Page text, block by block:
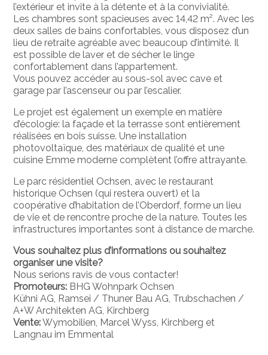
l’extérieur et invite à la détente et à la convivialité.
Les chambres sont spacieuses avec 14,42 m². Avec les
deux salles de bains confortables, vous disposez d’un
lieu de retraite agréable avec beaucoup d’intimité. Il
est possible de laver et de sécher le linge
confortablement dans l’appartement.
Vous pouvez accéder au sous-sol avec cave et
garage par l’ascenseur ou par l’escalier.
Le projet est également un exemple en matière
d’écologie: la façade et la terrasse sont entièrement
réalisées en bois suisse. Une installation
photovoltaïque, des matériaux de qualité et une
cuisine Emme moderne complètent l’offre attrayante.
Le parc résidentiel Ochsen, avec le restaurant
historique Ochsen (qui restera ouvert) et la
coopérative d’habitation de l’Oberdorf, forme un lieu
de vie et de rencontre proche de la nature. Toutes les
infrastructures importantes sont à distance de marche.
Vous souhaitez plus d’informations ou souhaitez
organiser une visite?
Nous serions ravis de vous contacter!
Promoteurs: BHG Wohnpark Ochsen
Kühni AG, Ramsei / Thuner Bau AG, Trubschachen /
A+W Architekten AG, Kirchberg
Vente:Wymobilien, Marcel Wyss, Kirchberg et
Langnau im Emmental